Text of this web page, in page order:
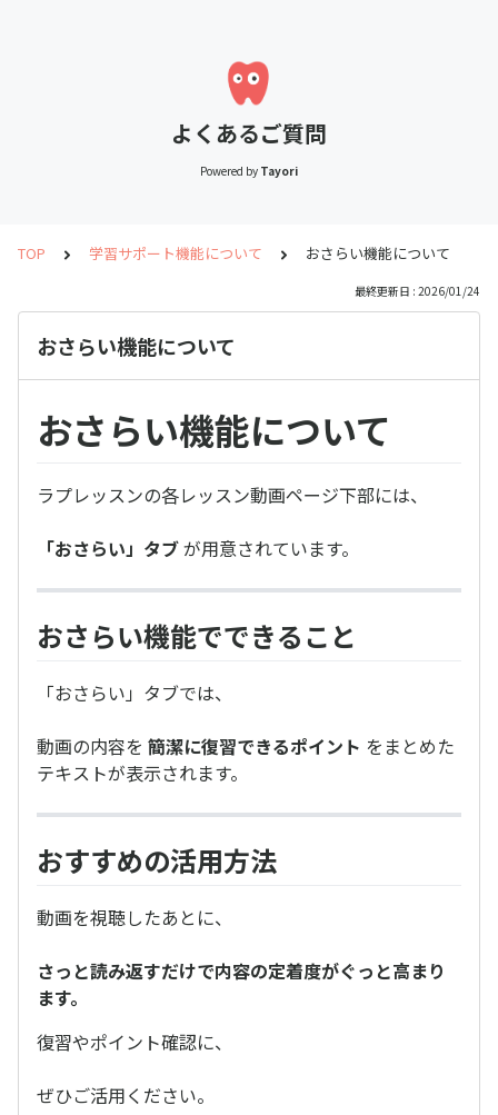
よくあるご質問
Powered by Tayori
TOP 学習サポート機能について おさらい機能について
最終更新日 : 2026/01/24
おさらい機能について
おさらい機能について
ラプレッスンの各レッスン動画ページ下部には、
「おさらい」タブが用意されています。
おさらい機能でできること
「おさらい」タブでは、
動画の内容を 簡潔に復習できるポイント をまとめた
テキストが表示されます。
おすすめの活用方法
動画を視聴したあとに、
さっと読み返すだけで内容の定着度がぐっと高まり
ます。
復習やポイント確認に、
ぜひご活用ください。